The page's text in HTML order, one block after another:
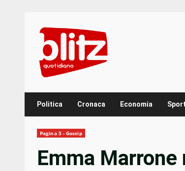
content
Politica Cronaca Economia Sport
Pagina 5 - Gossip
Emma